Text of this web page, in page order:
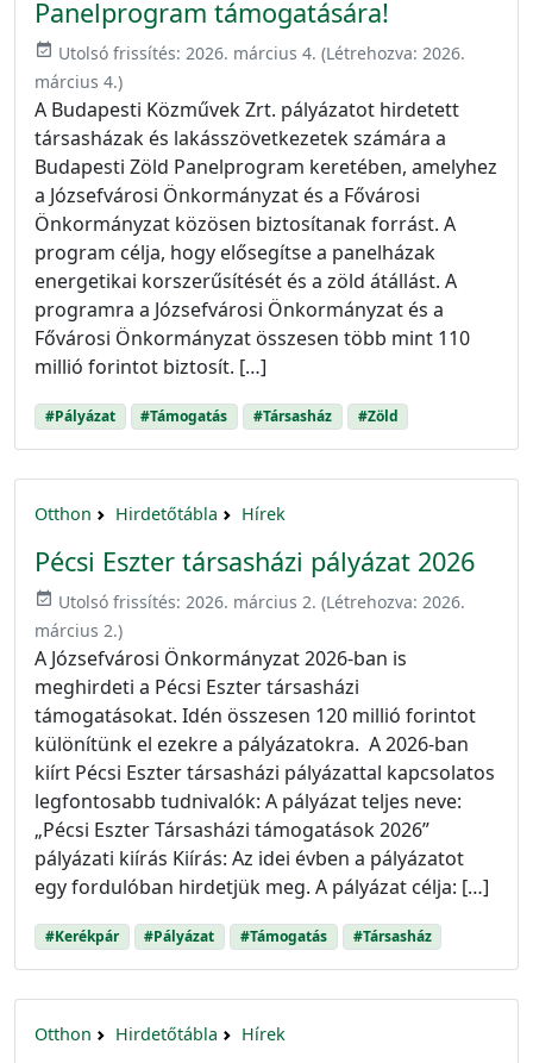
Panelprogram támogatására!
event_available Utolsó frissítés: 2026. március 4. (Létrehozva: 2026.
március 4.)
A Budapesti Közművek Zrt. pályázatot hirdetett
társasházak és lakásszövetkezetek számára a
Budapesti Zöld Panelprogram keretében, amelyhez
a Józsefvárosi Önkormányzat és a Fővárosi
Önkormányzat közösen biztosítanak forrást. A
program célja, hogy elősegítse a panelházak
energetikai korszerűsítését és a zöld átállást. A
programra a Józsefvárosi Önkormányzat és a
Fővárosi Önkormányzat összesen több mint 110
millió forintot biztosít. […]
#Pályázat #Támogatás #Társasház #Zöld
Otthon Hirdetőtábla Hírek
Pécsi Eszter társasházi pályázat 2026
event_available Utolsó frissítés: 2026. március 2. (Létrehozva: 2026.
március 2.)
A Józsefvárosi Önkormányzat 2026-ban is
meghirdeti a Pécsi Eszter társasházi
támogatásokat. Idén összesen 120 millió forintot
különítünk el ezekre a pályázatokra. A 2026-ban
kiírt Pécsi Eszter társasházi pályázattal kapcsolatos
legfontosabb tudnivalók: A pályázat teljes neve:
„Pécsi Eszter Társasházi támogatások 2026”
pályázati kiírás Kiírás: Az idei évben a pályázatot
egy fordulóban hirdetjük meg. A pályázat célja: […]
#Kerékpár #Pályázat #Támogatás #Társasház
Otthon Hirdetőtábla Hírek